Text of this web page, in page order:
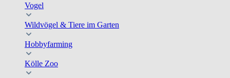
Vogel
Wildvögel & Tiere im Garten
Hobbyfarming
Kölle Zoo